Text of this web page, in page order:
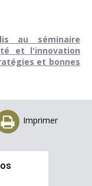
au séminaire
et l'innovation
et bonnes
Imprimer